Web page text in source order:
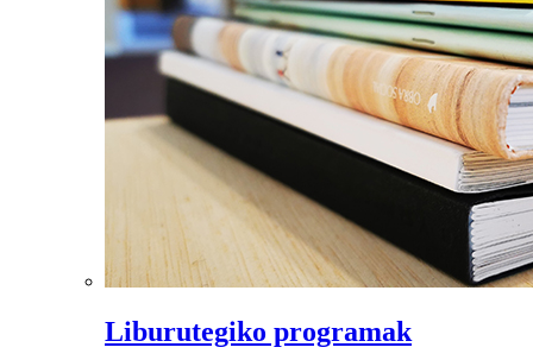
Liburutegiko programak